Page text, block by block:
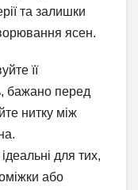
та залишки
ясен.
її
бажано перед
нитку між
для тих,
або